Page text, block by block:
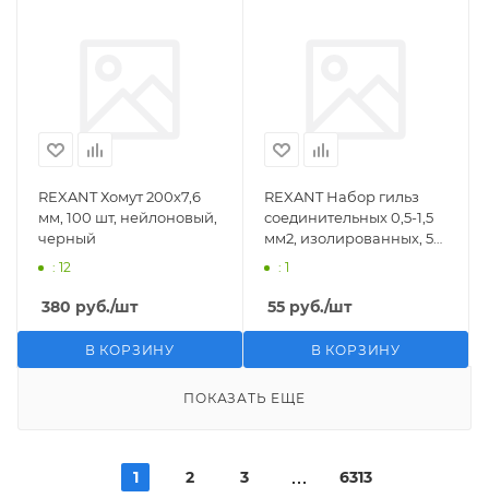
REXANT Хомут 200х7,6
мм, 100 шт, нейлоновый,
черный
: 12
380 руб./шт
В КОРЗИНУ
REXANT Набор гильз
соединительных 0,5-1,5
мм2, изолированных, 5
: 1
55 руб./шт
В КОРЗИНУ
ПОКАЗАТЬ ЕЩЕ
1 2 3 6313